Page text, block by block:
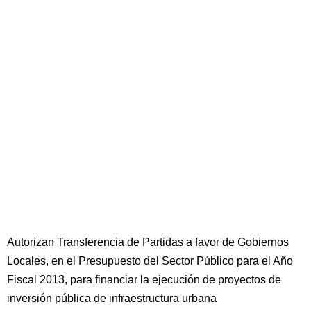
Autorizan Transferencia de Partidas a favor de Gobiernos
Locales, en el Presupuesto del Sector Público para el Año
Fiscal 2013, para financiar la ejecución de proyectos de
inversión pública de infraestructura urbana